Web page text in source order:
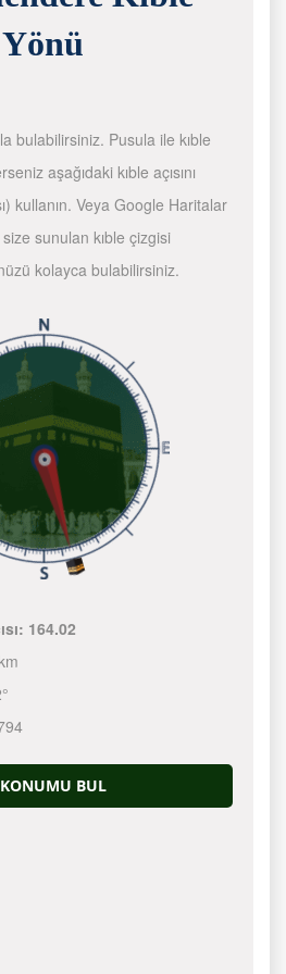
Yönü
bulabilirsiniz. Pusula ile kıble
aşağıdaki kıble açısını
kullanın. Veya Google Haritalar
size sunulan kıble çizgisi
kolayca bulabilirsiniz.
164.02
KONUMU BUL